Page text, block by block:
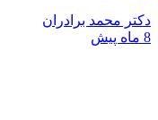
برادران